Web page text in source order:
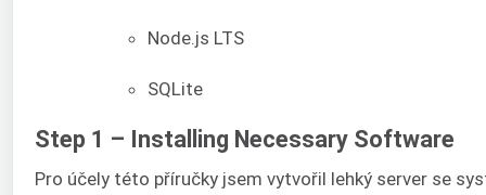
Node.js LTS
SQLite
Step 1 – Installing Necessary Software
Pro účely této příručky jsem vytvořil lehký server se